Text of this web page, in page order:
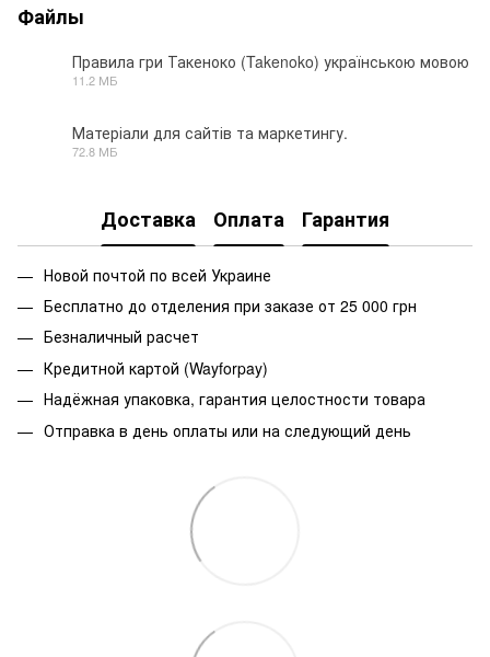
Файлы
Правила гри Такеноко (Takenoko) українською мовою
11.2 МБ
Матеріали для сайтів та маркетингу.
72.8 МБ
Доставка Оплата Гарантия
Новой почтой по всей Украине
Бесплатно до отделения при заказе от 25 000 грн
Безналичный расчет
Кредитной картой (Wayforpay)
Надёжная упаковка, гарантия целостности товара
Отправка в день оплаты или на следующий день